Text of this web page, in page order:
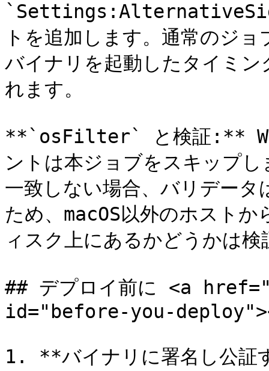
トを追加します。通常のジ
バイナリを起動したタイミ
れます。
**`osFilter` と検証:**
ントは本ジョブをスキッ
一致しない場合、バリデー
ため、macOS以外のホスト
ィスク上にあるかどうかは
## デプロイ前に <a
id="before-you-
1. **バイナリに署名し公証